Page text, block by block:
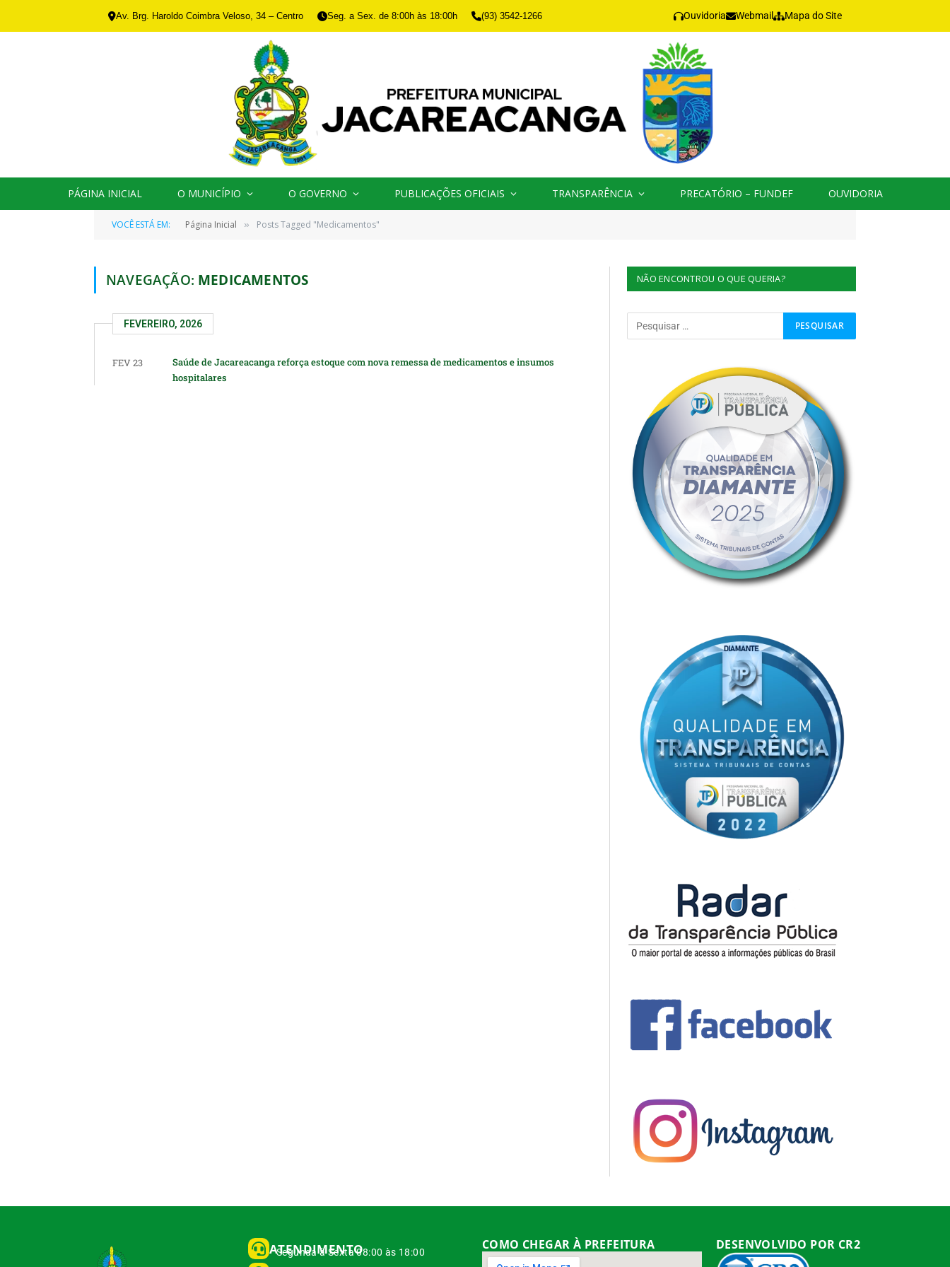
Av. Brg. Haroldo Coimbra Veloso, 34 – Centro Seg. a Sex. de 8:00h às 18:00h (93) 3542-1266 Ouvidoria Webmail Mapa do Site
PÁGINA INICIAL O MUNICÍPIO O GOVERNO PUBLICAÇÕES OFICIAIS TRANSPARÊNCIA PRECATÓRIO – FUNDEF OUVIDORIA
VOCÊ ESTÁ EM: Página Inicial » Posts Tagged "Medicamentos"
NAVEGAÇÃO: MEDICAMENTOS
FEVEREIRO, 2026
FEV 23
Saúde de Jacareacanga reforça estoque com nova remessa de medicamentos e insumos
hospitalares
NÃO ENCONTROU O QUE QUERIA?
ATENDIMENTO
Segunda à Sexta 08:00 às 18:00 COMO CHEGAR À PREFEITURA DESENVOLVIDO POR CR2